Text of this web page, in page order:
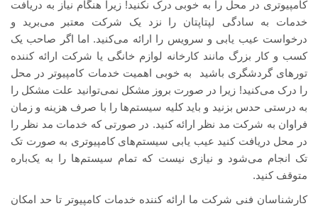
کامپیوتری در محل را به خوبی درک نکنید! زیرا هنگام نیاز به دریافت
خدمات به سادگی لپتاپتان را نزد یک شرکت معتبر می‌برید و
درخواست عیب یابی و سرویس را ارائه می‌کنید. اما اگر صاحب یک
کسب و کار بزرگ مانند کارخانه لوازم خانگی یا شرکت ارائه کننده
تورهای گردشگری باشید به خوبی اهمیت خدمات کامپیوتر در محل
را درک می‌کنید! زیرا در صورت بروز مشکل نمی‌توانید علت مشکل را
به درستی حدس بزنید و باید کلیه سیستم‌ها را با صرف هزینه و زمان
فراوان به شرکت مد نظر ارائه کنید. در صورتی که خدمات مد نظر را
در محل دریافت کنید عیب یابی سیستم‌های کامپیوتری به صورت تک
تک انجام می‌شود و نیازی نیست که تمام سیستم‌ها را به یک‌باره
متوقف کنید.
کارشناسان فنی شرکت ما ارائه کننده خدمات کامپیوتر تا حد امکان